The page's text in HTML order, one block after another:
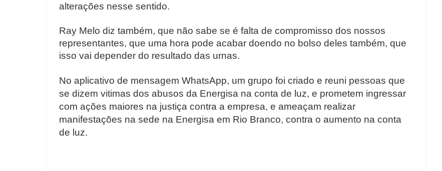
alterações nesse sentido.
Ray Melo diz também, que não sabe se é falta de compromisso dos nossos
representantes, que uma hora pode acabar doendo no bolso deles também, que
isso vai depender do resultado das urnas.
No aplicativo de mensagem WhatsApp, um grupo foi criado e reuni pessoas que
se dizem vitimas dos abusos da Energisa na conta de luz, e prometem ingressar
com ações maiores na justiça contra a empresa, e ameaçam realizar
manifestações na sede na Energisa em Rio Branco, contra o aumento na conta
de luz.